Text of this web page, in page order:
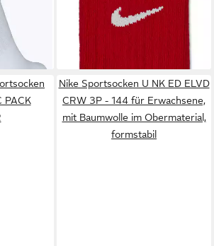
im
Jugendliche
(3,00 €/ 1 Paar)
-10%
PACK
Nike Sportsocken U NK ED ELVD
CRW 3P - 144 für Erwachsene,
mit Baumwolle im Obermaterial,
formstabil